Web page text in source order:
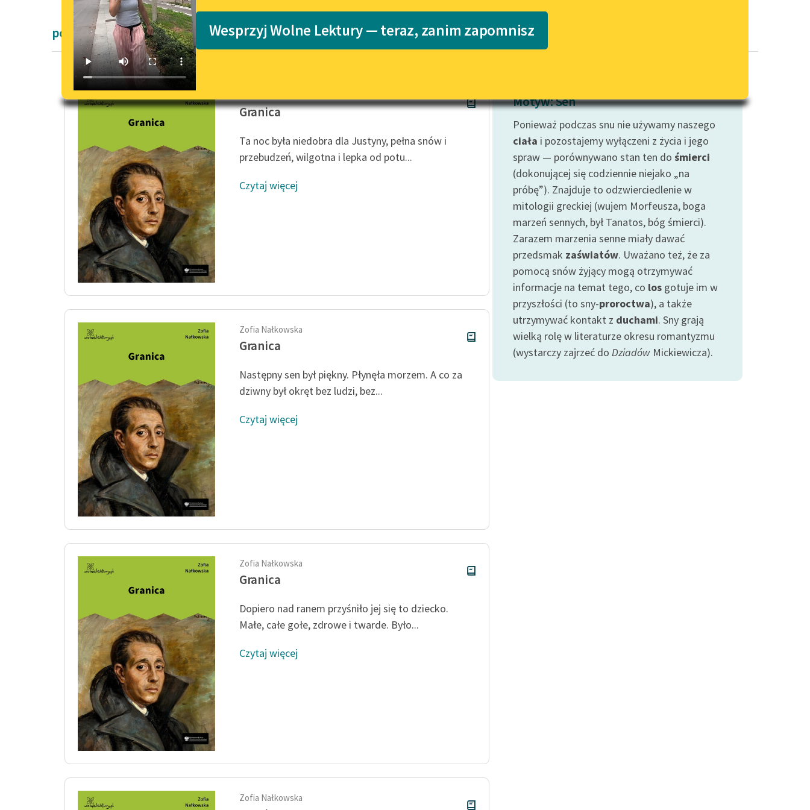
Lektury szkolne i klasyka
literatury do słuchania dla
E-kolekcja lektur szkolnych i
literatury do słuchania dla
niepełnosprawnościami
Feministyczne inspiracje.
Popularyzacja skandynawskiej
Katalog
Katalog w formacie PDF
wrażliwych
Deklaracja dostępności
Wesprzyj Wolne Lektury — teraz, zanim zapomnisz
powieści obyczajowe okresu współczesności
Granica
Ta noc była niedobra dla Justyny, pełna snów i
przebudzeń, wilgotna i lepka od potu...
Czytaj więcej
Zofia Nałkowska
Granica
Następny sen był piękny. Płynęła morzem. A co za
dziwny był okręt bez ludzi, bez...
Czytaj więcej
Zofia Nałkowska
Granica
Dopiero nad ranem przyśniło jej się to dziecko.
Małe, całe gołe, zdrowe i twarde. Było...
Czytaj więcej
Zofia Nałkowska
Motyw: Sen
Ponieważ podczas snu nie używamy naszego
ciała i pozostajemy wyłączeni z życia i jego
spraw — porównywano stan ten do śmierci
(dokonującej się codziennie niejako „na
próbę”). Znajduje to odzwierciedlenie w
mitologii greckiej (wujem Morfeusza, boga
marzeń sennych, był Tanatos, bóg śmierci).
Zarazem marzenia senne miały dawać
przedsmak zaświatów. Uważano też, że za
pomocą snów żyjący mogą otrzymywać
informacje na temat tego, co los gotuje im w
przyszłości (to sny-proroctwa), a także
utrzymywać kontakt z duchami. Sny grają
wielką rolę w literaturze okresu romantyzmu
(wystarczy zajrzeć do Dziadów Mickiewicza).